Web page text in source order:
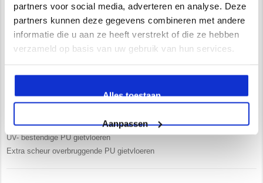
partners voor social media, adverteren en analyse. Deze
partners kunnen deze gegevens combineren met andere
informatie die u aan ze heeft verstrekt of die ze hebben
verzameld op basis van uw gebruik van hun services.
Alles toestaan
Aanpassen
Wij zijn VCA gecertificeerd
Waarom kiest u voor Newstyle?
Ruim 15 jaar ervaring
Vrijblijvend advies in onze 250 m2 showroom
UV- bestendige PU gietvloeren
Extra scheur overbruggende PU gietvloeren